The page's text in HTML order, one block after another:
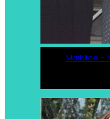
Mathilde –